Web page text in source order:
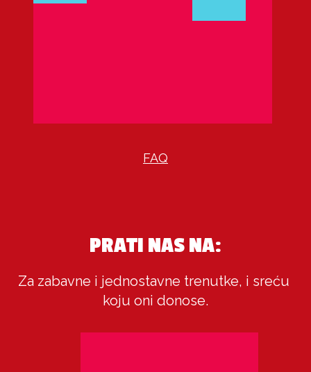
FAQ
PRATI NAS NA:
Za zabavne i jednostavne trenutke, i sreću
koju oni donose.